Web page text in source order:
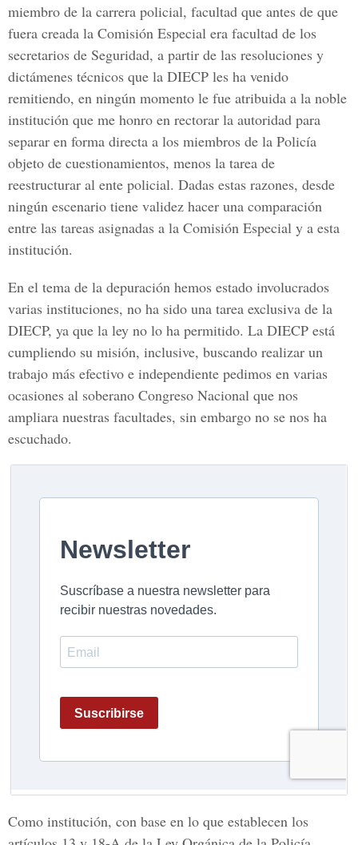
miembro de la carrera policial, facultad que antes de que
fuera creada la Comisión Especial era facultad de los
secretarios de Seguridad, a partir de las resoluciones y
dictámenes técnicos que la DIECP les ha venido
remitiendo, en ningún momento le fue atribuida a la noble
institución que me honro en rectorar la autoridad para
separar en forma directa a los miembros de la Policía
objeto de cuestionamientos, menos la tarea de
reestructurar al ente policial. Dadas estas razones, desde
ningún escenario tiene validez hacer una comparación
entre las tareas asignadas a la Comisión Especial y a esta
institución.
En el tema de la depuración hemos estado involucrados
varias instituciones, no ha sido una tarea exclusiva de la
DIECP, ya que la ley no lo ha permitido. La DIECP está
cumpliendo su misión, inclusive, buscando realizar un
trabajo más efectivo e independiente pedimos en varias
ocasiones al soberano Congreso Nacional que nos
ampliara nuestras facultades, sin embargo no se nos ha
escuchado.
Como institución, con base en lo que establecen los